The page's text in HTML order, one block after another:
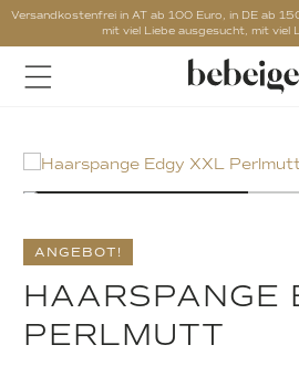
Versandkostenfrei in AT ab 100 Euro, in DE ab
mit viel Liebe ausgesucht, mit viel
ANGEBOT!
HAARSPANGE
PERLMUTT